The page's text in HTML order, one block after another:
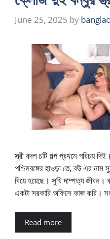
June 25, 2025 by
স্ত্রী বদল চটি গল্প প্রথমে পরিচয়
পশ্চিমবঙ্গের হাওড়া তে, বউ এর
বিয়ে হয়েছে। সুখি দাম্পত্য জীবন।
একটা সরকারি অফিসে কাজ করি।
Read more